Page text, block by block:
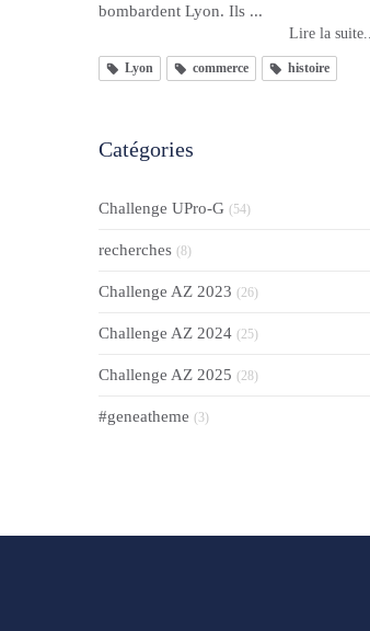
bombardent Lyon. Ils ...
Lire la suite...
Lyon commerce histoire
Catégories
Challenge UPro-G (54)
recherches (8)
Challenge AZ 2023 (26)
Challenge AZ 2024 (25)
Challenge AZ 2025 (28)
#geneatheme (3)